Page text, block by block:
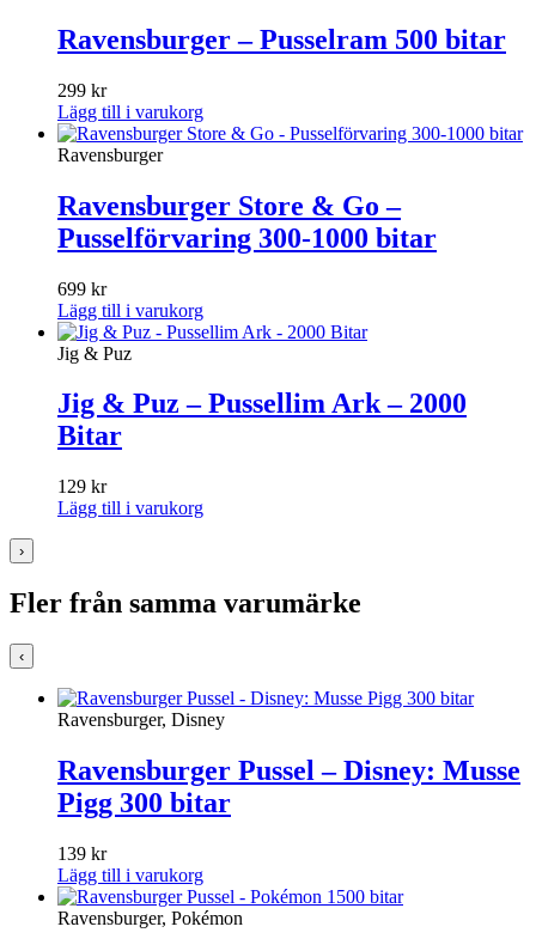
Ravensburger – Pusselram 500 bitar
299 kr
Lägg till i varukorg
Ravensburger
Ravensburger Store & Go –
Pusselförvaring 300-1000 bitar
699 kr
Lägg till i varukorg
Jig & Puz
Jig & Puz – Pussellim Ark – 2000
Bitar
129 kr
Lägg till i varukorg
›
Fler från samma varumärke
‹
Ravensburger, Disney
Ravensburger Pussel – Disney: Musse
Pigg 300 bitar
139 kr
Lägg till i varukorg
Ravensburger, Pokémon